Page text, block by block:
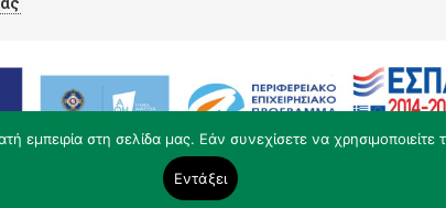
στη σελίδα μας. Εάν συνεχίσετε να
Εντάξει